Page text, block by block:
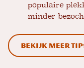
populaire
minder
Bekijk meer